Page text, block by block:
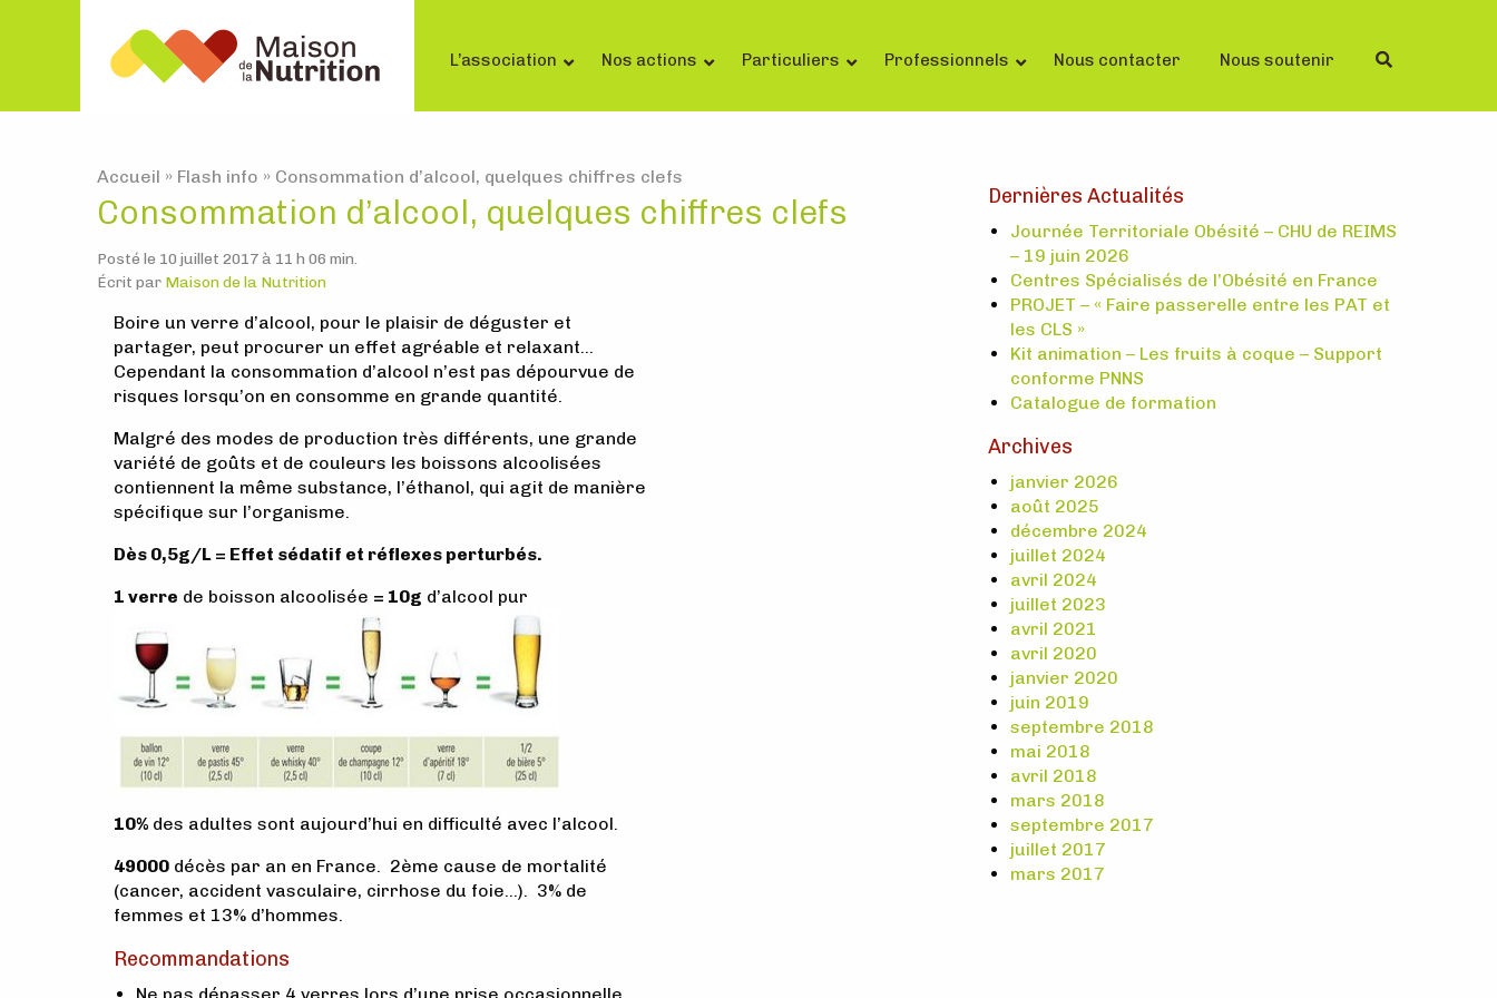
L’association Nos actions Particuliers Professionnels Nous contacter Nous soutenir
Accueil » Flash info » Consommation d’alcool, quelques chiffres clefs
Consommation d’alcool, quelques chiffres clefs
Posté le 10 juillet 2017 à 11 h 06 min.
Écrit par Maison de la Nutrition
Boire un verre d’alcool, pour le plaisir de déguster et
partager, peut procurer un effet agréable et relaxant…
Cependant la consommation d’alcool n’est pas dépourvue de
risques lorsqu’on en consomme en grande quantité.
Malgré des modes de production très différents, une grande
variété de goûts et de couleurs les boissons alcoolisées
contiennent la même substance, l’éthanol, qui agit de manière
spécifique sur l’organisme.
Dès 0,5g/L = Effet sédatif et réflexes perturbés.
1 verre de boisson alcoolisée = 10g d’alcool pur
10% des adultes sont aujourd’hui en difficulté avec l’alcool.
49000 décès par an en France. 2ème cause de mortalité
(cancer, accident vasculaire, cirrhose du foie…). 3% de
femmes et 13% d’hommes.
Recommandations
Dernières Actualités
Journée Territoriale Obésité – CHU de REIMS
– 19 juin 2026
Centres Spécialisés de l’Obésité en France
PROJET – « Faire passerelle entre les PAT et
les CLS »
Kit animation – Les fruits à coque – Support
conforme PNNS
Catalogue de formation
Archives
janvier 2026
août 2025
décembre 2024
juillet 2024
avril 2024
juillet 2023
avril 2021
avril 2020
janvier 2020
juin 2019
septembre 2018
mai 2018
avril 2018
mars 2018
septembre 2017
juillet 2017
mars 2017